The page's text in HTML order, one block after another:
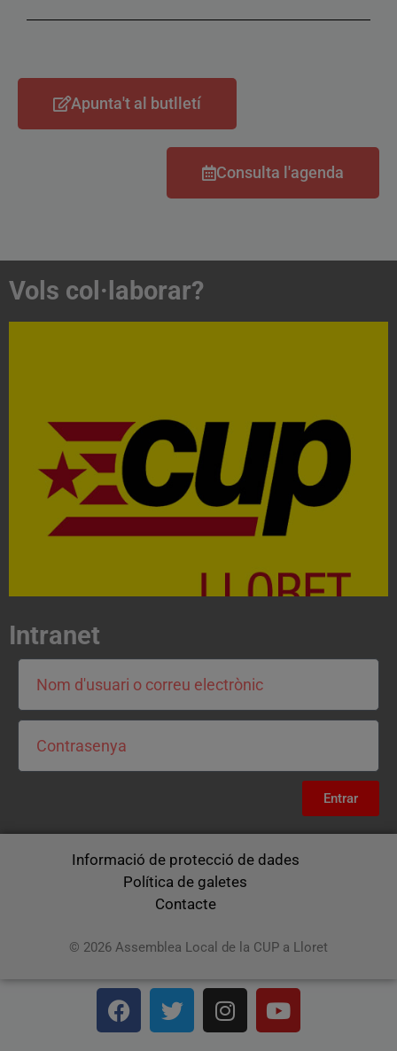
Apunta't al butlletí
Consulta l'agenda
Vols col·laborar?
Contacta'ns i treballa per fer realitat el projecte de
l'esquerra independentista i anticapitalista
CONTACTA
Intranet
Entrar
Informació de protecció de dades
Política de galetes
Contacte
© 2026 Assemblea Local de la CUP a Lloret